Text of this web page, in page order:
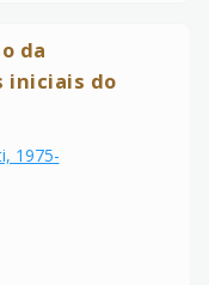
da
iniciais do
1975-